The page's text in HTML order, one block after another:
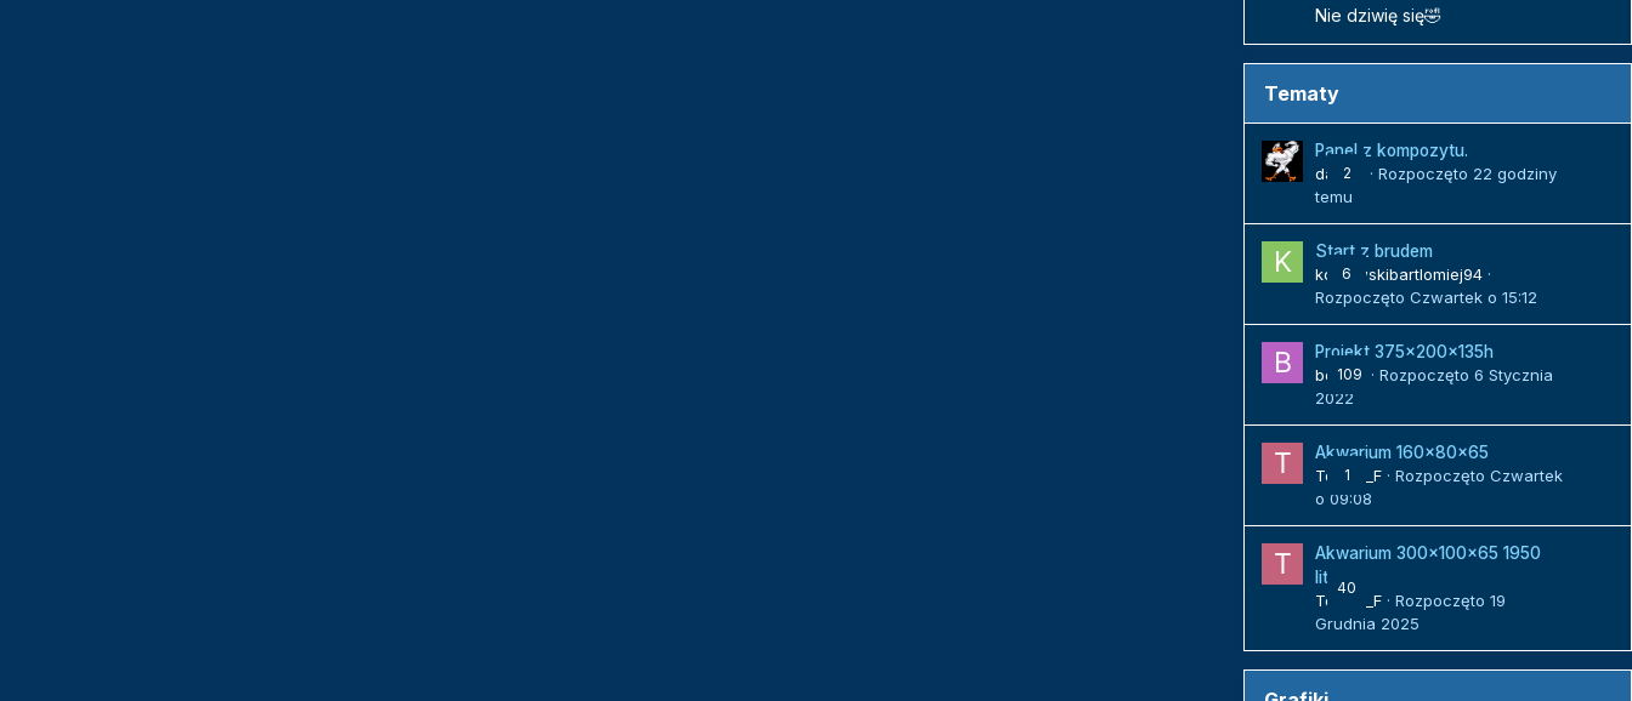
Nie dziwię się🤣
Tematy
2
Panel z kompozytu.
danielj
· Rozpoczęto 22 godziny
temu
6
Start z brudem
kozlowskibartlomiej94 ·
Rozpoczęto Czwartek o 15:12
109
Projekt 375x200x135h
bojack · Rozpoczęto 6 Stycznia
2022
1
Akwarium 160x80x65
Tomek_F · Rozpoczęto Czwartek
o 09:08
40
Akwarium 300x100x65 1950
litrów
Tomek_F · Rozpoczęto 19
Grudnia 2025